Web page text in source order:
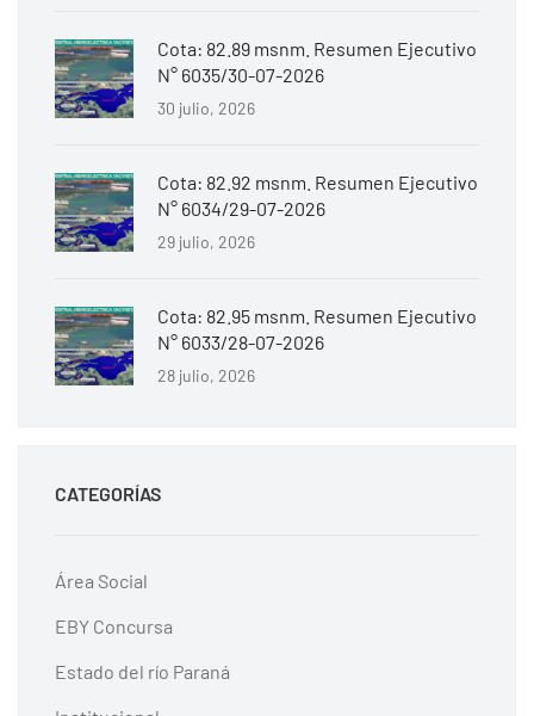
Cota: 82.89 msnm. Resumen Ejecutivo
N° 6035/30-07-2026
30 julio, 2026
Cota: 82.92 msnm. Resumen Ejecutivo
N° 6034/29-07-2026
29 julio, 2026
Cota: 82.95 msnm. Resumen Ejecutivo
N° 6033/28-07-2026
28 julio, 2026
CATEGORÍAS
Área Social
EBY Concursa
Estado del río Paraná